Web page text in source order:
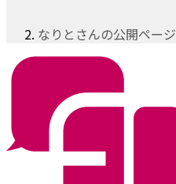
なりとさんの公開ページ